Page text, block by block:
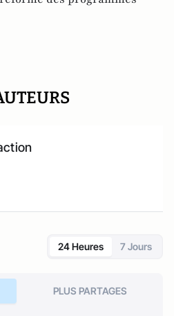
24 Heures 7 Jours
PLUS PARTAGES